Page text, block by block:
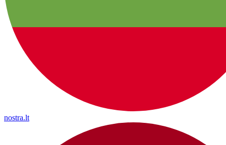
nostra.lt